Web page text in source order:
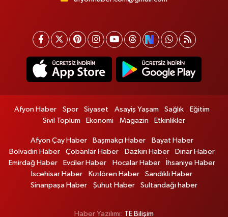
Afyon Haber Spor Siyaset Asayiş Yaşam Sağlık
Eğitim
Sivil Toplum
Ekonomi Magazin Etkinlikler
Afyon Çay Haber Başmakçı Haber
Bayat Haber
Bolvadin Haber
Çobanlar Haber Dazkırı Haber
Dinar Haber
Emirdağ Haber
Evciler Haber Hocalar Haber
İhsaniye Haber
İscehisar Haber
Kızılören Haber
Sandıklı Haber
Sinanpaşa Haber
Şuhut Haber Sultandağı haber
Haber Yazılımı: TE Bilişim